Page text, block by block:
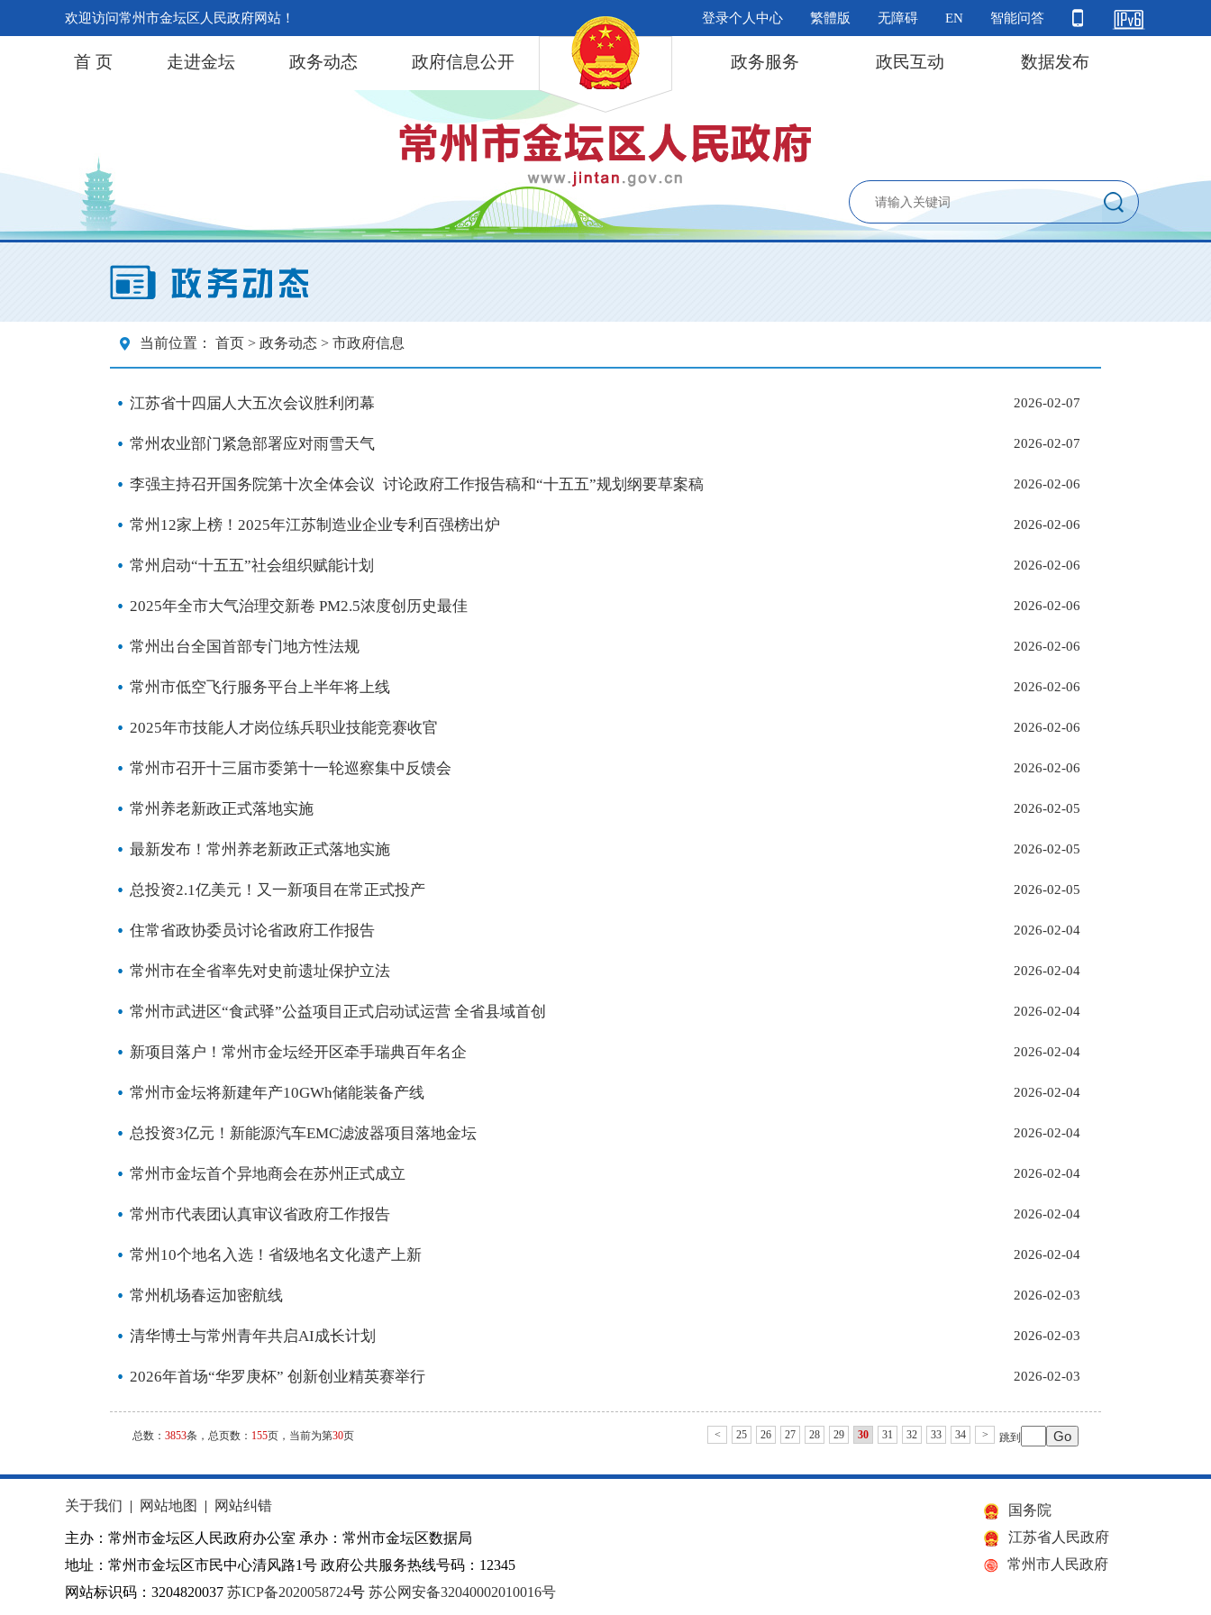
欢迎访问常州市金坛区人民政府网站！ 登录个人中心 繁體版 无障碍 EN 智能问答
首 页 走进金坛 政务动态 政府信息公开 政务服务 政民互动 数据发布
当前位置： 首页 > 政务动态 > 市政府信息
江苏省十四届人大五次会议胜利闭幕 2026-02-07
常州农业部门紧急部署应对雨雪天气 2026-02-07
李强主持召开国务院第十次全体会议 讨论政府工作报告稿和“十五五”规划纲要草案稿 2026-02-06
常州12家上榜！2025年江苏制造业企业专利百强榜出炉 2026-02-06
常州启动“十五五”社会组织赋能计划 2026-02-06
2025年全市大气治理交新卷 PM2.5浓度创历史最佳 2026-02-06
常州出台全国首部专门地方性法规 2026-02-06
常州市低空飞行服务平台上半年将上线 2026-02-06
2025年市技能人才岗位练兵职业技能竞赛收官 2026-02-06
常州市召开十三届市委第十一轮巡察集中反馈会 2026-02-06
常州养老新政正式落地实施 2026-02-05
最新发布！常州养老新政正式落地实施 2026-02-05
总投资2.1亿美元！又一新项目在常正式投产 2026-02-05
住常省政协委员讨论省政府工作报告 2026-02-04
常州市在全省率先对史前遗址保护立法 2026-02-04
常州市武进区“食武驿”公益项目正式启动试运营 全省县域首创 2026-02-04
新项目落户！常州市金坛经开区牵手瑞典百年名企 2026-02-04
常州市金坛将新建年产10GWh储能装备产线 2026-02-04
总投资3亿元！新能源汽车EMC滤波器项目落地金坛 2026-02-04
常州市金坛首个异地商会在苏州正式成立 2026-02-04
常州市代表团认真审议省政府工作报告 2026-02-04
常州10个地名入选！省级地名文化遗产上新 2026-02-04
常州机场春运加密航线 2026-02-03
清华博士与常州青年共启AI成长计划 2026-02-03
2026年首场“华罗庚杯” 创新创业精英赛举行 2026-02-03
总数： 3853条，总页数： 155页，当前为第30页 < 25 26 27 28 29 30 31 32 33 34 > 跳到
关于我们 | 网站地图 | 网站纠错
主办：常州市金坛区人民政府办公室 承办：常州市金坛区数据局
地址：常州市金坛区市民中心清风路1号 政府公共服务热线号码：12345
网站标识码：3204820037 苏ICP备2020058724号 苏公网安备32040002010016号
国务院
江苏省人民政府
常州市人民政府